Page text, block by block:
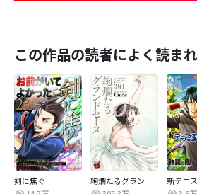
この作品の読者によく読ま
剣に焦ぐ
絢爛たるグランドセーヌ
新テニ